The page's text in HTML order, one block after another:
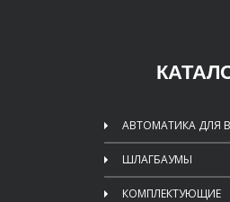
АВТОМАТИКА ДЛЯ
ШЛАГБАУМЫ
КОМПЛЕКТУЮЩИЕ